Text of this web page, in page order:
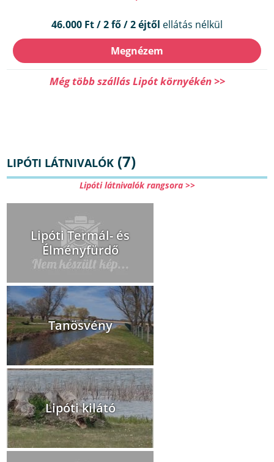
46.000 Ft / 2 fő / 2 éjtől ellátás nélkül
Megnézem
Még több szállás Lipót környékén >>
LIPÓTI LÁTNIVALÓK (7)
Lipóti látnivalók rangsora >>
Lipóti Termál- és
Élményfürdő
Tanösvény
Lipóti kilátó